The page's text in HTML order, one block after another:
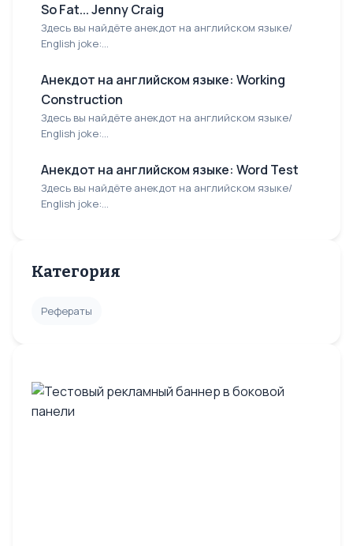
So Fat... Jenny Craig
Здесь вы найдёте анекдот на английском языке/
English joke:...
Анекдот на английском языке: Working
Construction
Здесь вы найдёте анекдот на английском языке/
English joke:...
Анекдот на английском языке: Word Test
Здесь вы найдёте анекдот на английском языке/
English joke:...
Категория
Рефераты